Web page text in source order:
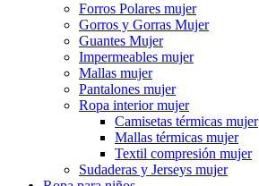
Forros Polares mujer
Gorros y Gorras Mujer
Guantes Mujer
Impermeables mujer
Mallas mujer
Pantalones mujer
Ropa interior mujer
Camisetas térmicas mujer
Mallas térmicas mujer
Textil compresión mujer
Sudaderas y Jerseys mujer